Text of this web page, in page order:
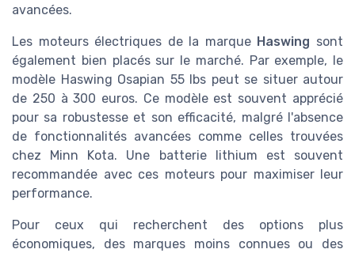
avancées.
Les moteurs électriques de la marque Haswing sont
également bien placés sur le marché. Par exemple, le
modèle Haswing Osapian 55 lbs peut se situer autour
de 250 à 300 euros. Ce modèle est souvent apprécié
pour sa robustesse et son efficacité, malgré l'absence
de fonctionnalités avancées comme celles trouvées
chez Minn Kota. Une batterie lithium est souvent
recommandée avec ces moteurs pour maximiser leur
performance.
Pour ceux qui recherchent des options plus
économiques, des marques moins connues ou des